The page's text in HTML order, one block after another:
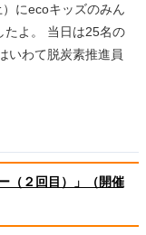
にecoキッズのみん
たよ。 当日は25名の
いわて脱炭素推進員
（２回目）」（開催